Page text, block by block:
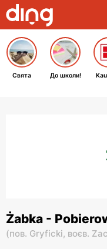
Свята До школи!
Żabka -
(пов. Gryficki, воєв.